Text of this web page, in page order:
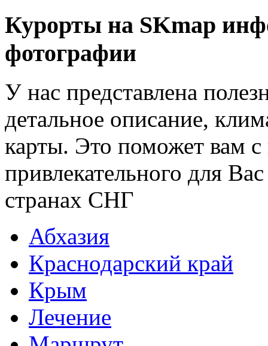
Курорты на SKmap
фотографии
У нас представлена
детальное описание,
карты. Это поможет вам
привлекательного для
странах СНГ
Абхазия
Краснодарский край
Крым
Лечение